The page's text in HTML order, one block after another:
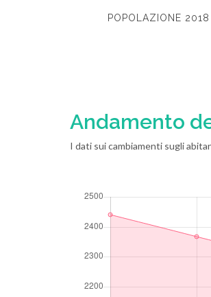
POPOLAZIONE 2018
Andamento
I dati sui cambiamenti sugli